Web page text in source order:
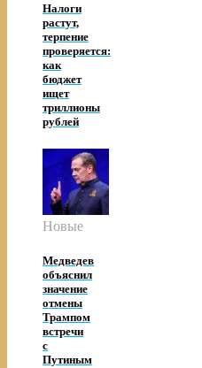
Налоги
растут,
терпение
проверяется:
как
бюджет
ищет
триллионы
рублей
Новые
Медведев
объяснил
значение
отмены
Трампом
встречи
с
Путиным